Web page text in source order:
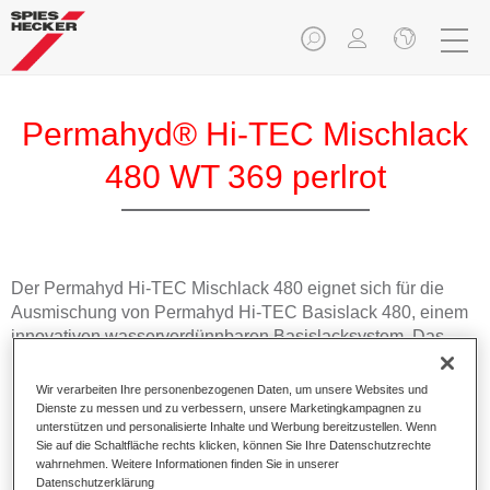
Permahyd® Hi-TEC Mischlack
480 WT 369 perlrot
Der Permahyd Hi-TEC Mischlack 480 eignet sich für die
Ausmischung von Permahyd Hi-TEC Basislack 480, einem
innovativen wasserverdünnbaren Basislacksystem. Das
hochwertige PKW-Reparaturlackierung.
Produktmerkmale
Einfach und schnell zu verarbeiten.
Wir verarbeiten Ihre personenbezogenen Daten, um unsere Websites und
Dienste zu messen und zu verbessern, unsere Marketingkampagnen zu
unterstützen und personalisierte Inhalte und Werbung bereitzustellen. Wenn
Sie auf die Schaltfläche rechts klicken, können Sie Ihre Datenschutzrechte
wahrnehmen. Weitere Informationen finden Sie in unserer
Datenschutzerklärung